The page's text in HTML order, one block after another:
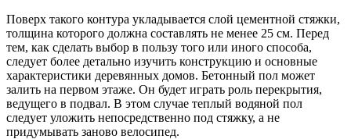
Поверх такого контура укладывается слой цементной стяжки,
толщина которого должна составлять не менее 25 см. Перед
тем, как сделать выбор в пользу того или иного способа,
следует более детально изучить конструкцию и основные
характеристики деревянных домов. Бетонный пол может
залить на первом этаже. Он будет играть роль перекрытия,
ведущего в подвал. В этом случае теплый водяной пол
следует уложить непосредственно под стяжку, а не
придумывать заново велосипед.